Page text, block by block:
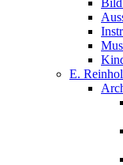
E.